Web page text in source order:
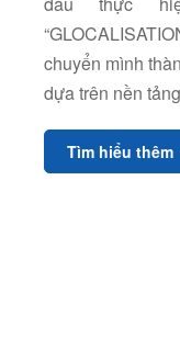
chuyển mình
dựa trên nền tảng
Tìm hiểu thêm